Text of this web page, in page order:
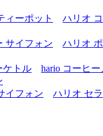
ィーポット
ハリオ
サイフォン
ハリオ
ケトル
hario コーヒ
イフォン
ハリオ セ